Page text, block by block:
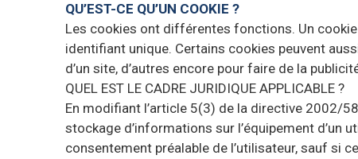
QU’EST-CE QU’UN COOKIE ?
Les cookies ont différentes fonctions. Un cookie
identifiant unique. Certains cookies peuvent
d’un site, d’autres encore pour faire de la
QUEL EST LE CADRE JURIDIQUE APPLICABLE ?
En modifiant l’article 5(3) de la directive 2002/
stockage d’informations sur l’équipement d’un
consentement préalable de l’utilisateur, sauf si